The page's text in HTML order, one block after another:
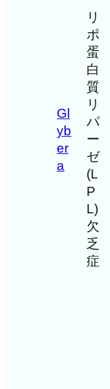
Gl
yb
er
a
リ
ポ
蛋
白
質
リ
パ
ー
ゼ
(L
P
L)
欠
乏
症